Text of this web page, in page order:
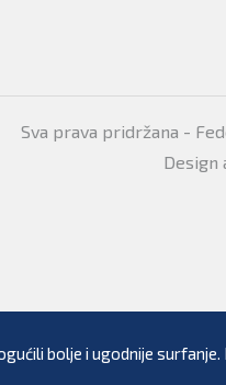
Sva prava pridržana -
Design
bolje i ugodnije